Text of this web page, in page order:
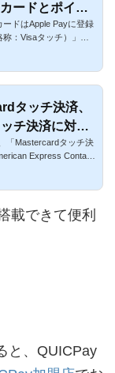
ードとポイン
ドはApple Payに登録
：Visaタッチ）」を
タッチ決済、
チ決済に対
店を解説
「Mastercardタッチ決
Express Contactl
載できて便利
と、QUICPay